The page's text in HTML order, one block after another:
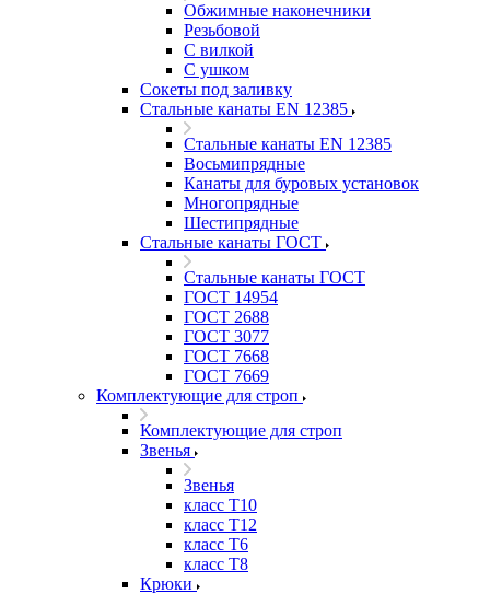
Обжимные наконечники
Резьбовой
С вилкой
С ушком
Сокеты под заливку
Стальные канаты EN 12385
Стальные канаты EN 12385
Восьмипрядные
Канаты для буровых установок
Многопрядные
Шестипрядные
Стальные канаты ГОСТ
Стальные канаты ГОСТ
ГОСТ 14954
ГОСТ 2688
ГОСТ 3077
ГОСТ 7668
ГОСТ 7669
Комплектующие для строп
Комплектующие для строп
Звенья
Звенья
класс Т10
класс Т12
класс Т6
класс Т8
Крюки